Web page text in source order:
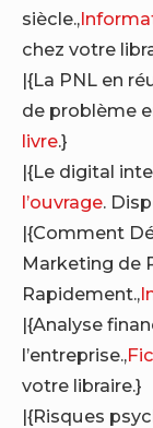
siècle.,
chez votre
|{La PNL en
de problème
livre.}
|{Le digital
l’ouvrage.
|{Comment
Marketing de
Rapidement.,
|{Analyse
l’entreprise.,
votre libraire.}
|{Risques